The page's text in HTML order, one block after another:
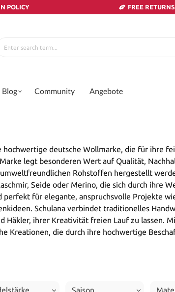
POLICY FREE RETURNS
Blog Community Angebote
hochwertige deutsche Wollmarke, die für ihre
legt besonderen Wert auf Qualität,
Rohstoffen hergestellt
Seide oder Merino, die sich durch ihre
perfekt für elegante, anspruchsvolle Projekte
Schulana verbindet traditionelles
Häkler, ihrer Kreativität freien Lauf zu lassen.
Kreationen, die durch ihre hochwertige
Saison